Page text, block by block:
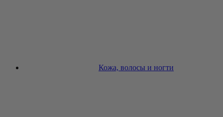
Кожа, волосы и ногти